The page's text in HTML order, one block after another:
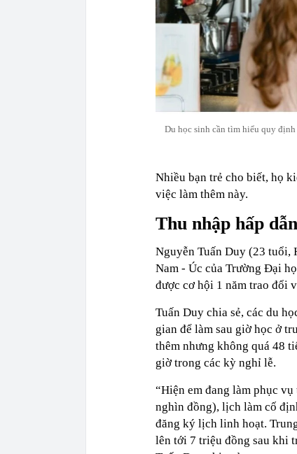
Du học sinh cần tìm hiểu quy
Nhiều bạn trẻ cho biết, họ
việc làm thêm này.
Thu nhập hấp dẫn
Nguyễn Tuấn Duy (23
Nam - Úc của Trường Đại
được cơ hội 1 năm trao đổi
Tuấn Duy chia sẻ, các du
gian để làm sau giờ học ở
thêm nhưng không quá 48
giờ trong các kỳ nghỉ lễ.
“Hiện em đang làm phục
nghìn đồng), lịch làm cố
đăng ký lịch linh hoạt.
lên tới 7 triệu đồng sau khi